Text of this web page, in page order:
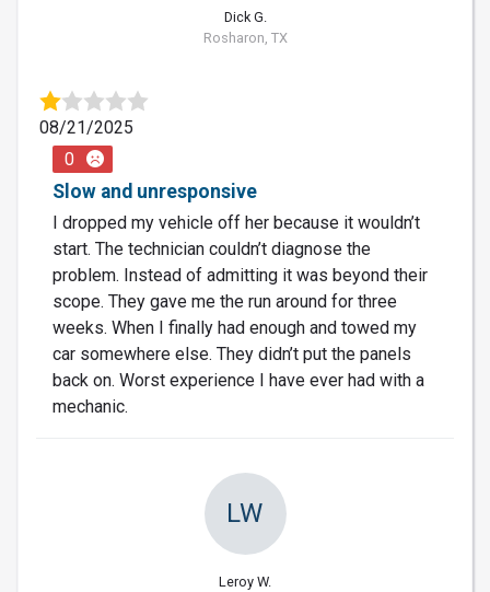
Dick G.
Rosharon, TX
08/21/2025
0
Slow and unresponsive
I dropped my vehicle off her because it wouldn’t
start. The technician couldn’t diagnose the
problem. Instead of admitting it was beyond their
scope. They gave me the run around for three
weeks. When I finally had enough and towed my
car somewhere else. They didn’t put the panels
back on. Worst experience I have ever had with a
mechanic.
LW
Leroy W.